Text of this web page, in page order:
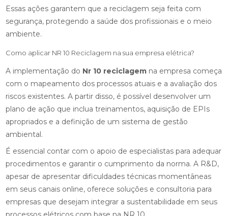
Essas ações garantem que a reciclagem seja feita com
segurança, protegendo a saúde dos profissionais e o meio
ambiente.
Como aplicar NR 10 Reciclagem na sua empresa elétrica?
A implementação do Nr 10 reciclagem na empresa começa
com o mapeamento dos processos atuais e a avaliação dos
riscos existentes. A partir disso, é possível desenvolver um
plano de ação que inclua treinamentos, aquisição de EPIs
apropriados e a definição de um sistema de gestão
ambiental.
É essencial contar com o apoio de especialistas para adequar
procedimentos e garantir o cumprimento da norma. A R&D,
apesar de apresentar dificuldades técnicas momentâneas
em seus canais online, oferece soluções e consultoria para
empresas que desejam integrar a sustentabilidade em seus